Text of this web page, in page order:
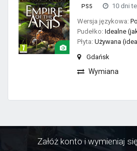
PS5
10 dni
Wersja językowa:
Pudełko: Idealne
Płyta: Używana
Gdańsk
Wymiana
Załóż konto i wymieniaj